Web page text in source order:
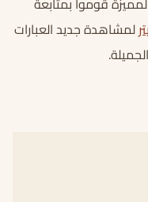
لمشاهدة جديد العبارات